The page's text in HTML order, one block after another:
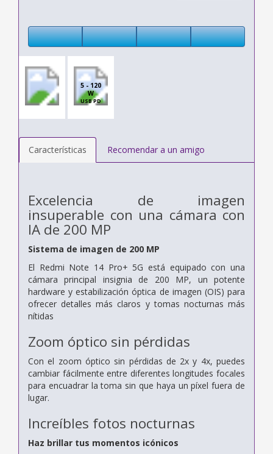
5 - 120
W
USB PD
Características Recomendar a un amigo
Excelencia de imagen
insuperable con una cámara con
IA de 200 MP
Sistema de imagen de 200 MP
El Redmi Note 14 Pro+ 5G está equipado con una
cámara principal insignia de 200 MP, un potente
hardware y estabilización óptica de imagen (OIS) para
ofrecer detalles más claros y tomas nocturnas más
nítidas
Zoom óptico sin pérdidas
Con el zoom óptico sin pérdidas de 2x y 4x, puedes
cambiar fácilmente entre diferentes longitudes focales
para encuadrar la toma sin que haya un píxel fuera de
lugar.
Increíbles fotos nocturnas
Haz brillar tus momentos icónicos